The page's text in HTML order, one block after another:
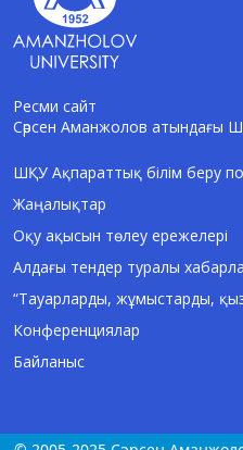
Ресми сайт
Сәрсен Аманжолов атындағы
ШҚУ Ақпараттық білім беру
Жаңалықтар
Оқу ақысын төлеу ережелері
Алдағы тендер туралы
“Тауарларды, жұмыстарды,
Конференциялар
Байланыс
AI-Talapker
Сәлем! Мен AI-Talapker
Аманжолов атындағы
университеті (ШҚУ)
Бакалавриат,